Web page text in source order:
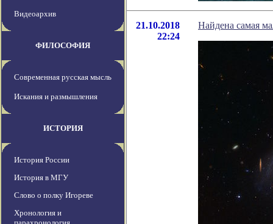
Видеоархив
ФИЛОСОФИЯ
Современная русская мысль
Искания и размышления
ИСТОРИЯ
История России
История в МГУ
Слово о полку Игореве
Хронология и
21.10.2018
22:24
Найдена самая